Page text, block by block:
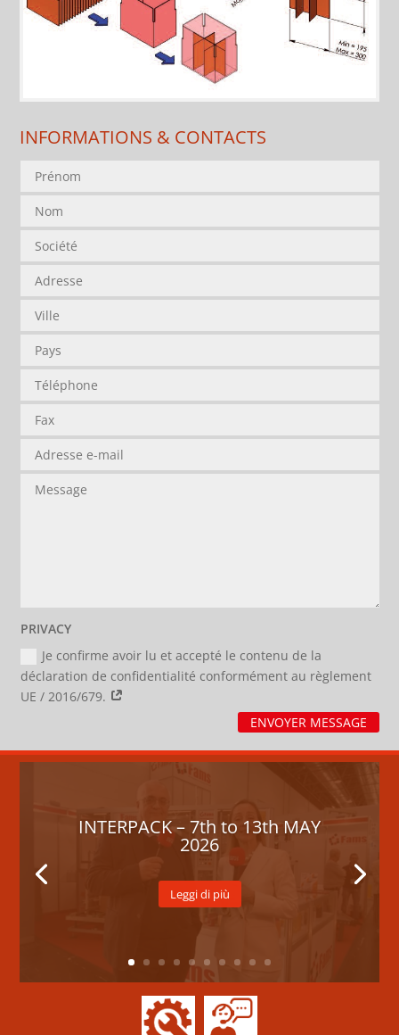
INFORMATIONS & CONTACTS
PRIVACY
Je confirme avoir lu et accepté le contenu de la
déclaration de confidentialité conformément au règlement
UE / 2016/679.
ENVOYER MESSAGE
INTERPACK – 7th to 13th MAY
2026
Leggi di più